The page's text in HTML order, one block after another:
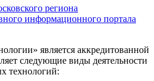
региона
информационного портала
является аккредитованной
следующие виды деятельности
технологий: